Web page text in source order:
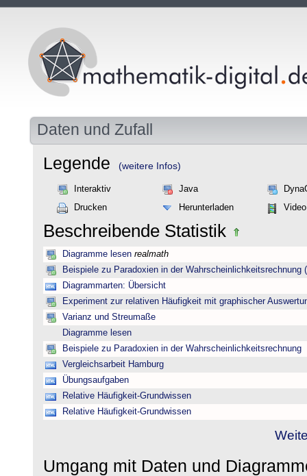
Daten und Zufall
Legende (weitere Infos)
Interaktiv Java
Drucken
Herunterladen Video
Beschreibende Statistik
Diagramme lesen realmath
Beispiele zu Paradoxien in der Wahrscheinlichkeitsrechnung
Diagrammarten: Übersicht
Experiment zur relativen Häufigkeit mit graphischer
Varianz und Streumaße
Diagramme lesen
Beispiele zu Paradoxien in der Wahrscheinlichkeitsrechnung
Vergleichsarbeit Hamburg
Übungsaufgaben
Relative Häufigkeit-Grundwissen
Relative Häufigkeit-Grundwissen
Umgang mit Daten und